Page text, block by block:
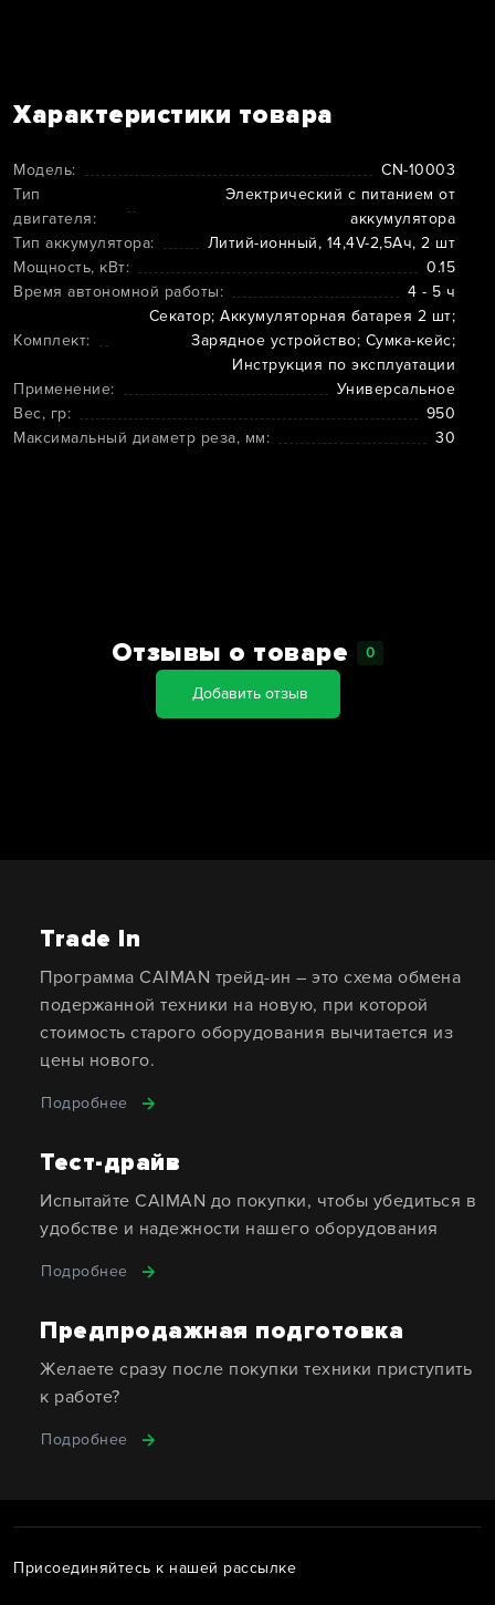
Характеристики товара
Модель:
CN-10003
Тип
двигателя:
Электрический с питанием от
аккумулятора
Тип аккумулятора:
Литий-ионный, 14,4V-2,5Ач, 2 шт
Мощность, кВт:
0.15
Время автономной работы:
4 - 5 ч
Комплект:
Секатор; Аккумуляторная батарея 2 шт;
Зарядное устройство; Сумка-кейс;
Инструкция по эксплуатации
Применение:
Универсальное
Вес, гр:
950
Максимальный диаметр реза, мм:
30
Отзывы о товаре 0
Добавить отзыв
Trade In
Программа CAIMAN трейд-ин – это схема обмена
подержанной техники на новую, при которой
стоимость старого оборудования вычитается из
цены нового.
Подробнее
Тест-драйв
Испытайте CAIMAN до покупки, чтобы убедиться в
удобстве и надежности нашего оборудования
Подробнее
Предпродажная подготовка
Желаете сразу после покупки техники приступить
к работе?
Подробнее
Присоединяйтесь к нашей рассылке